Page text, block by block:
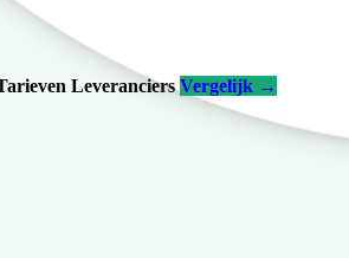
LeveranciersVergelijk →